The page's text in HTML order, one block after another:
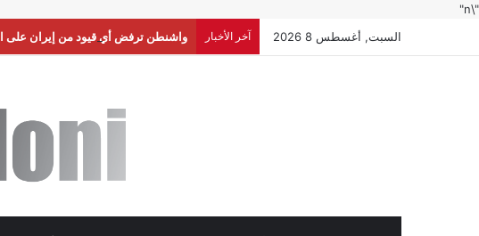
"\n"
السبت, أغسطس 8 2026
آخر الأخبار واشنطن ترفض أي قيود من إيران على